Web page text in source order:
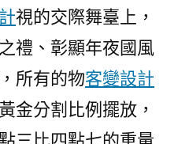
視的交際舞臺上，
禮、彰顯年夜國風
所有的物客變設計
金分割比例擺放，